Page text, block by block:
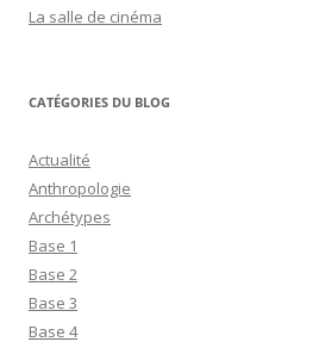
La salle de cinéma
CATÉGORIES DU BLOG
Actualité
Anthropologie
Archétypes
Base 1
Base 2
Base 3
Base 4